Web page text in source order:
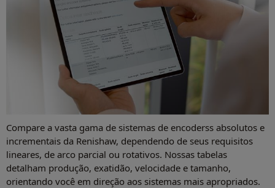
Compare a vasta gama de sistemas de encoderss absolutos e
incrementais da Renishaw, dependendo de seus requisitos
lineares, de arco parcial ou rotativos. Nossas tabelas
detalham produção, exatidão, velocidade e tamanho,
orientando você em direção aos sistemas mais apropriados.